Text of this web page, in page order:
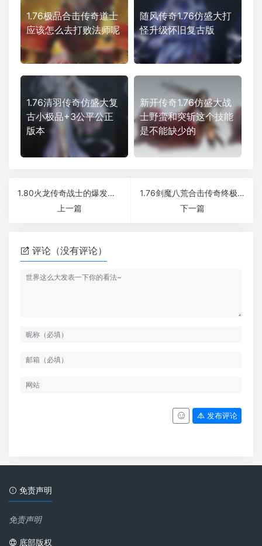
1.76极品合击传奇道士
应该怎么去打败法师呢
随风传奇1.76仿盛大打
怪升级怀旧复古版
1.76清羽传奇仿盛大复
古小极品+3公平公正
版本
新开传奇1.76仿盛大战
士野蛮和突斩这个技能
是不能缺少的
1.80火龙传奇战士的爆发力如何发挥
上一篇
1.76剑魔八荒合击传奇终极BOSS必爆红包
下一篇
评论（没有评论）
发布评论
免责声明
免责声明
底部版权